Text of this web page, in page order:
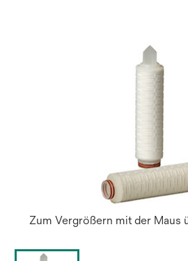
Zum Vergrößern mit der Maus